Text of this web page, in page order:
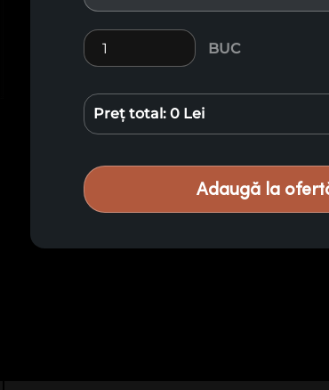
Cantitate Lemn de bambus
BUC
Preț total: 0 Lei
Adaugă la